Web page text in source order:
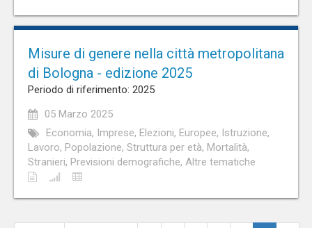
Misure di genere nella città metropolitana
di Bologna - edizione 2025
Periodo di riferimento: 2025
05 Marzo 2025
Economia, Imprese, Elezioni, Europee, Istruzione,
Lavoro, Popolazione, Struttura per età, Mortalità,
Stranieri, Previsioni demografiche, Altre tematiche